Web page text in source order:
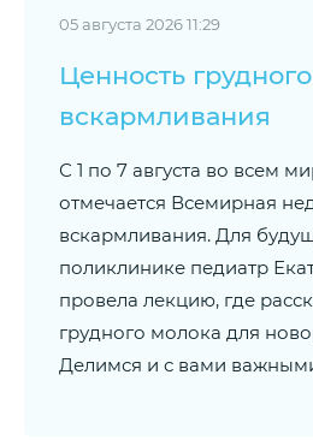
05 августа 2026 11:29
Ценность грудного
вскармливания
С 1 по 7 августа во всем
отмечается Всемирная
вскармливания. Для
поликлинике педиатр
провела лекцию, где
грудного молока для
Делимся и с вами